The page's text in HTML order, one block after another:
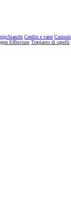
bianchi Credits e varie
Effluvium Trapianto di capelli